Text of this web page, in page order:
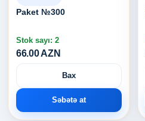
Paket №300
Stok sayı: 2
66.00 AZN
Bax
Səbətə at